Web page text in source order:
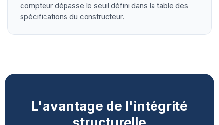
compteur dépasse le seuil défini dans la table des
spécifications du constructeur.
L'avantage de l'intégrité